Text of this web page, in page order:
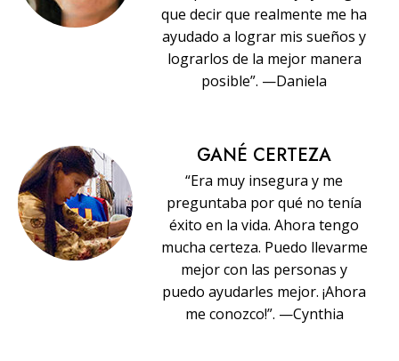
que decir que realmente me ha
ayudado a lograr mis sueños y
lograrlos de la mejor manera
posible”. —Daniela
GANÉ CERTEZA
“Era muy insegura y me
preguntaba por qué no tenía
éxito en la vida. Ahora tengo
mucha certeza. Puedo llevarme
mejor con las personas y
puedo ayudarles mejor. ¡Ahora
me conozco!”. —Cynthia